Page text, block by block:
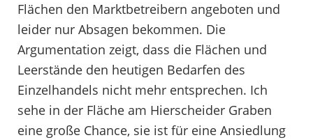
Flächen den Marktbetreibern angeboten und
leider nur Absagen bekommen. Die
Argumentation zeigt, dass die Flächen und
Leerstände den heutigen Bedarfen des
Einzelhandels nicht mehr entsprechen. Ich
sehe in der Fläche am Hierscheider Graben
eine große Chance, sie ist für eine Ansiedlung